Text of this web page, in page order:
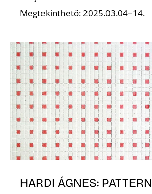
Megtekinthető: 2025.03.04–14.
HARDI ÁGNES: PATTERN